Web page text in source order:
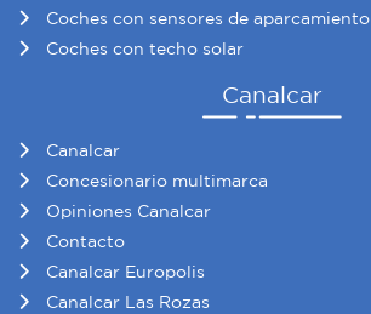
Coches con sensores de aparcamiento
Coches con techo solar
Canalcar
Canalcar
Concesionario multimarca
Opiniones Canalcar
Contacto
Canalcar Europolis
Canalcar Las Rozas